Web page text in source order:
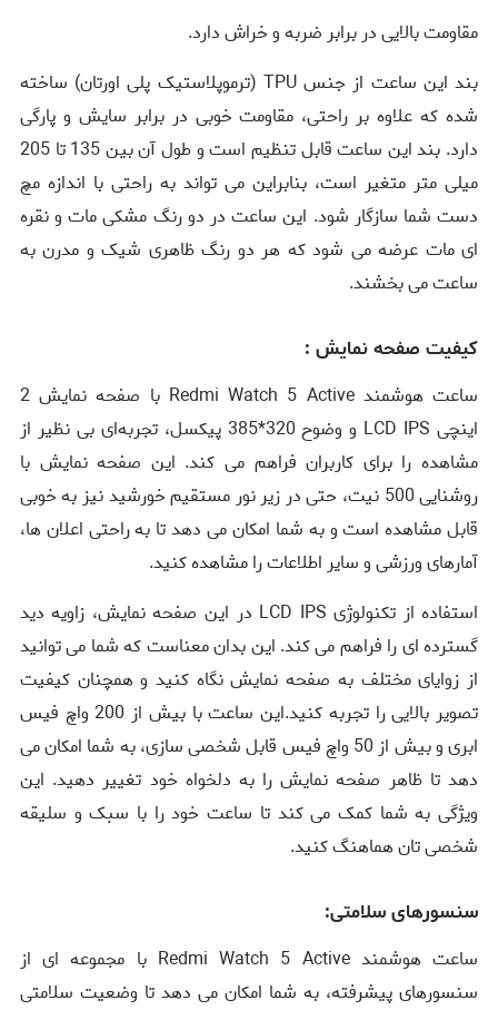
مقاومت بالایی در برابر ضربه و خراش دارد.
بند این ساعت از جنس TPU (ترموپلاستیک پلی ‌اورتان) ساخته
شده که علاوه بر راحتی، مقاومت خوبی در برابر سایش و پارگی
دارد. بند این ساعت قابل تنظیم است و طول آن بین 135 تا 205
میلی ‌متر متغیر است، بنابراین می‌ تواند به راحتی با اندازه مچ
دست شما سازگار شود. این ساعت در دو رنگ مشکی مات و نقره
‌ای مات عرضه می‌ شود که هر دو رنگ ظاهری شیک و مدرن به
ساعت می ‌بخشند.
کیفیت صفحه نمایش :
ساعت هوشمند Redmi Watch 5 Active با صفحه نمایش 2
اینچی LCD IPS و وضوح 320*385 پیکسل، تجربه‌ای بی‌ نظیر از
مشاهده را برای کاربران فراهم می‌ کند. این صفحه نمایش با
روشنایی 500 نیت، حتی در زیر نور مستقیم خورشید نیز به خوبی
قابل مشاهده است و به شما امکان می‌ دهد تا به راحتی اعلان‌ ها،
آمارهای ورزشی و سایر اطلاعات را مشاهده کنید.
استفاده از تکنولوژی LCD IPS در این صفحه نمایش، زاویه دید
گسترده ‌ای را فراهم می ‌کند. این بدان معناست که شما می ‌توانید
از زوایای مختلف به صفحه نمایش نگاه کنید و همچنان کیفیت
تصویر بالایی را تجربه کنید.این ساعت با بیش از 200 واچ‌ فیس
ابری و بیش از 50 واچ‌ فیس قابل شخصی‌ سازی، به شما امکان می
‌دهد تا ظاهر صفحه نمایش را به دلخواه خود تغییر دهید. این
ویژگی به شما کمک می‌ کند تا ساعت خود را با سبک و سلیقه
شخصی ‌تان هماهنگ کنید.
سنسورهای سلامتی:
ساعت هوشمند Redmi Watch 5 Active با مجموعه ‌ای از
سنسورهای پیشرفته، به شما امکان می ‌دهد تا وضعیت سلامتی